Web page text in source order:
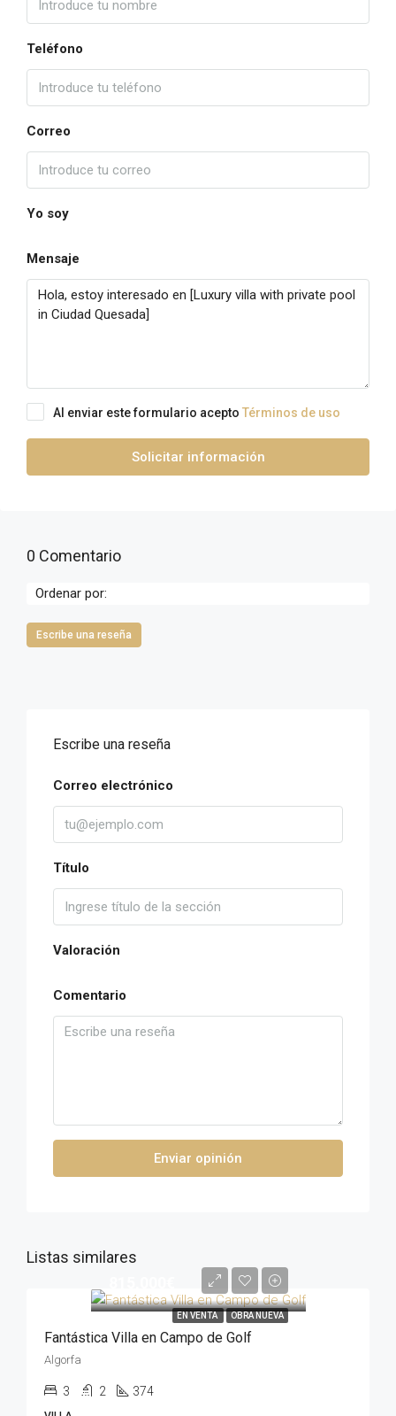
Teléfono
Correo
Yo soy
Mensaje
Al enviar este formulario acepto Términos de uso
Solicitar información
0 Comentario
Ordenar por:
Escribe una reseña
Escribe una reseña
Correo electrónico
Título
Valoración
Comentario
Enviar opinión
Listas similares
EN VENTA OBRA NUEVA
Fantástica Villa en Campo de Golf
Algorfa
3 2 374